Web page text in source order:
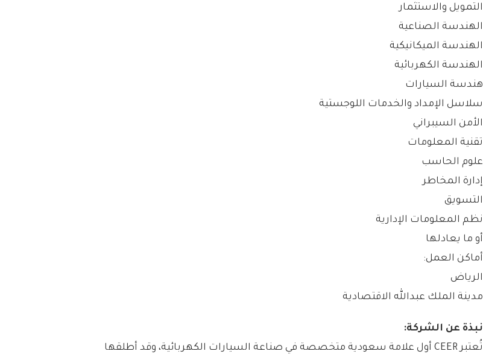
التمويل والاستثمار
الهندسة الصناعية
الهندسة الميكانيكية
الهندسة الكهربائية
هندسة السيارات
سلاسل الإمداد والخدمات اللوجستية
الأمن السيبراني
تقنية المعلومات
علوم الحاسب
إدارة المخاطر
التسويق
نظم المعلومات الإدارية
أو ما يعادلها
أماكن العمل:
الرياض
مدينة الملك عبدالله الاقتصادية
نبذة عن الشركة:
تُعتبر CEER أول علامة سعودية متخصصة في صناعة السيارات الكهربائية، وقد أطلقها